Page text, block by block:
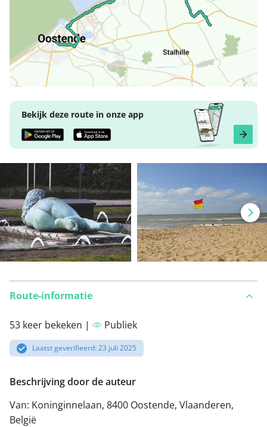
Bekijk deze route in onze app
Route-informatie
53 keer bekeken | Publiek
Laatst geverifieerd: 23 juli 2025
Beschrijving door de auteur
Van: Koninginnelaan, 8400 Oostende, Vlaanderen,
België